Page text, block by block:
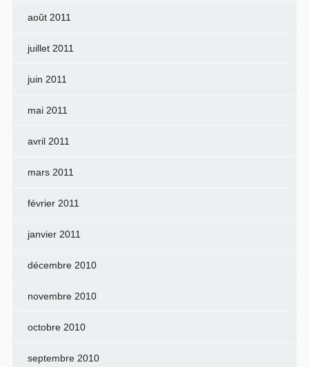
août 2011
juillet 2011
juin 2011
mai 2011
avril 2011
mars 2011
février 2011
janvier 2011
décembre 2010
novembre 2010
octobre 2010
septembre 2010